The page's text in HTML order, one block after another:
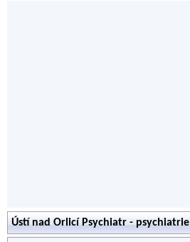
Ústí nad Orlicí Psychiatr - psychiatrie